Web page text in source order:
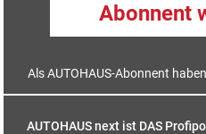
Abonnent
Als AUTOHAUS-Abonnent
AUTOHAUS next ist DAS